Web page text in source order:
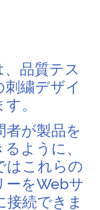
品質テス
刺繍デザイ
。
者が製品を
ように、
はこれらの
ーをWebサ
続できま